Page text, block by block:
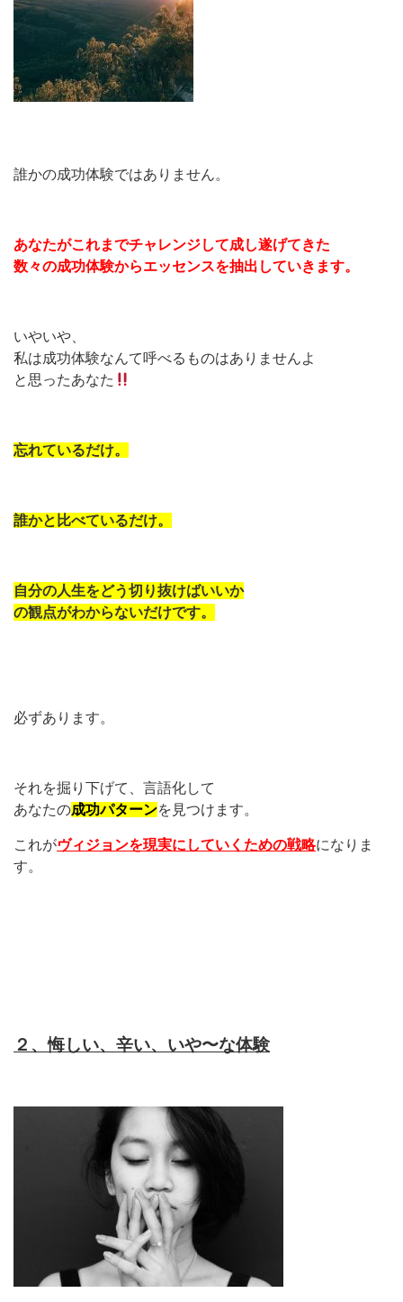
誰かの成功体験ではありません。
あなたがこれまでチャレンジして成し遂げてきた
数々の成功体験からエッセンスを抽出していきます。
いやいや、
私は成功体験なんて呼べるものはありませんよ
と思ったあなた
忘れているだけ。
誰かと比べているだけ。
自分の人生をどう切り抜けばいいか
の観点がわからないだけです。
必ずあります。
それを掘り下げて、言語化して
あなたの成功パターンを見つけます。
これがヴィジョンを現実にしていくための戦略になりま
す。
２、悔しい、辛い、いや〜な体験